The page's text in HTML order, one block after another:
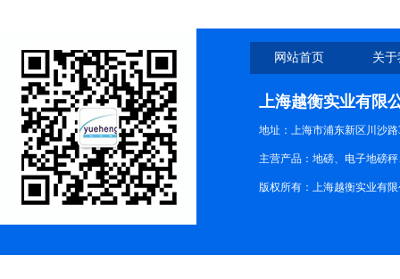
网站首页 关
上海越衡实业有限
地址：上海市浦东新区川沙路
主营产品：地磅、电子地磅
版权所有：上海越衡实业有